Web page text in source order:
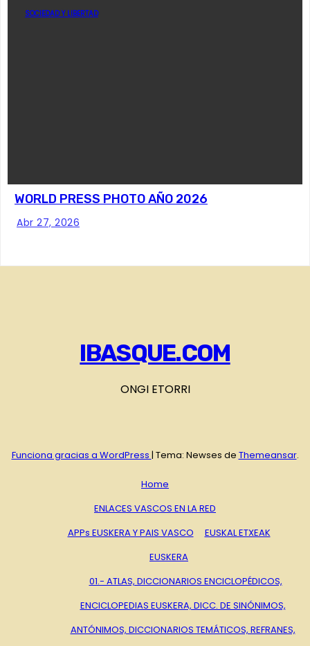
SOCIEDAD Y LIBERTAD
WORLD PRESS PHOTO AÑO 2026
Abr 27, 2026
IBASQUE.COM
ONGI ETORRI
Funciona gracias a WordPress | Tema: Newses de Themeansar.
Home
ENLACES VASCOS EN LA RED
APPs EUSKERA Y PAIS VASCO
EUSKAL ETXEAK
EUSKERA
01.- ATLAS, DICCIONARIOS ENCICLOPÉDICOS,
ENCICLOPEDIAS EUSKERA, DICC. DE SINÓNIMOS,
ANTÓNIMOS, DICCIONARIOS TEMÁTICOS, REFRANES,